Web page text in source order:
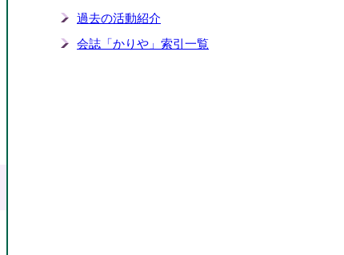
過去の活動紹介
会誌「かりや」索引一覧